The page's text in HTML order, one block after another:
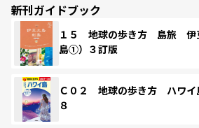
新刊ガイドブック
１５ 地球の歩き方 島旅 伊
島①）３訂版
Ｃ０２ 地球の歩き方 ハワイ
８